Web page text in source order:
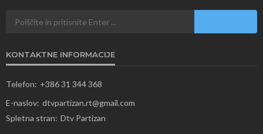
KONTAKTNE INFORMACIJE
Telefon: +386 31 344 368
E-naslov: dtvpartizan.rt@gmail.com
Spletna stran: Dtv Partizan